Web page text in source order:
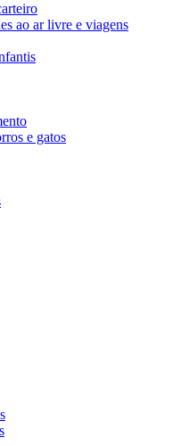
ao ar livre e viagens
e gatos